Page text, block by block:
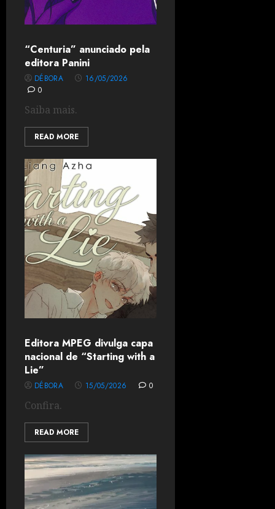
“Centuria” anunciado pela
editora Panini
DÉBORA
16/05/2026
0
Saiba mais.
READ MORE
Editora MPEG divulga capa
nacional de “Starting with a
Lie”
DÉBORA 15/05/2026 0
Confira.
READ MORE